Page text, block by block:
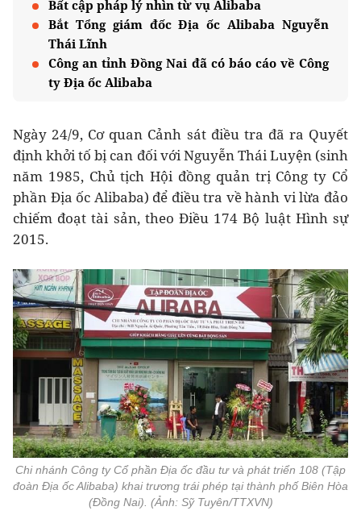
Bất cập pháp lý nhìn từ vụ Alibaba
Bắt Tổng giám đốc Địa ốc Alibaba Nguyễn
Thái Lĩnh
Công an tỉnh Đồng Nai đã có báo cáo về Công
ty Địa ốc Alibaba
Ngày 24/9, Cơ quan Cảnh sát điều tra đã ra Quyết
định khởi tố bị can đối với Nguyễn Thái Luyện (sinh
năm 1985, Chủ tịch Hội đồng quản trị Công ty Cổ
phần Địa ốc Alibaba) để điều tra về hành vi lừa đảo
chiếm đoạt tài sản, theo Điều 174 Bộ luật Hình sự
2015.
Chi nhánh Công ty Cổ phần Địa ốc đầu tư và phát triển 108 (Tập
đoàn Địa ốc Alibaba) khai trương trái phép tại thành phố Biên Hòa
(Đồng Nai). (Ảnh: Sỹ Tuyên/TTXVN)